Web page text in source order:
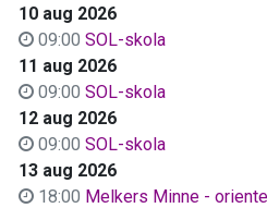
10 aug 2026
09:00 SOL-skola
11 aug 2026
09:00 SOL-skola
12 aug 2026
09:00 SOL-skola
13 aug 2026
18:00 Melkers Minne -